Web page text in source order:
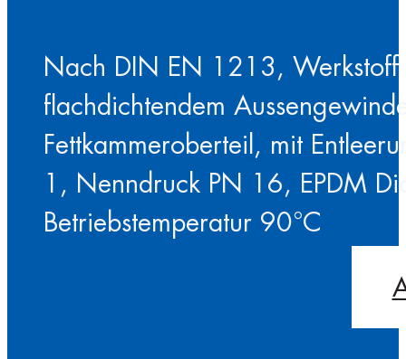
Nach DIN EN 1213,
flachdichtendem
Fettkammeroberteil, mit
1, Nenndruck PN 16, EPDM
Betriebstemperatur 90°C